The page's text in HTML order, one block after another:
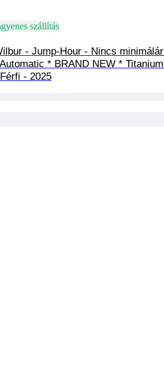
szállítás
- Jump-Hour - Nincs minimálár
* BRAND NEW * Titanium
- 2025